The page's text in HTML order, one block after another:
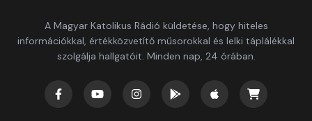
A Magyar Katolikus Rádió küldetése, hogy hiteles
információkkal, értékközvetítő műsorokkal és lelki táplálékkal
szolgálja hallgatóit. Minden nap, 24 órában.